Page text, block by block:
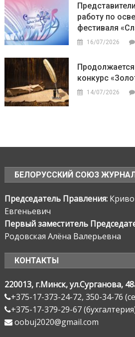
работу по
фестиваля
16/07/2026
конкурс
14/07/2026
БЕЛОРУССКИЙ СОЮЗ
Председатель Правления:
Евгеньевич
Первый заместитель
Родовская Алёна Валерьевна
КОНТАКТЫ
220013, г.Минск, ул.Сурганова,
+375-17-373-24-72, 350-34-76
+375-17-379-29-67
oobuj2020@gmail.com